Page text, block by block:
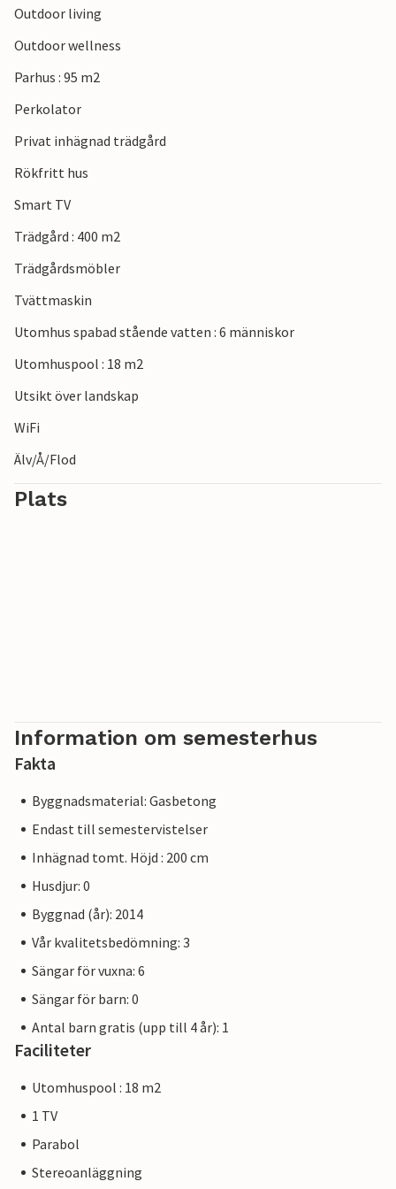
Outdoor living
Outdoor wellness
Parhus : 95 m2
Perkolator
Privat inhägnad trädgård
Rökfritt hus
Smart TV
Trädgård : 400 m2
Trädgårdsmöbler
Tvättmaskin
Utomhus spabad stående vatten : 6 människor
Utomhuspool : 18 m2
Utsikt över landskap
WiFi
Älv/Å/Flod
Plats
Information om semesterhus
Fakta
Byggnadsmaterial: Gasbetong
Endast till semestervistelser
Inhägnad tomt. Höjd : 200 cm
Husdjur: 0
Byggnad (år): 2014
Vår kvalitetsbedömning: 3
Sängar för vuxna: 6
Sängar för barn: 0
Antal barn gratis (upp till 4 år): 1
Faciliteter
Utomhuspool : 18 m2
1 TV
Parabol
Stereoanläggning